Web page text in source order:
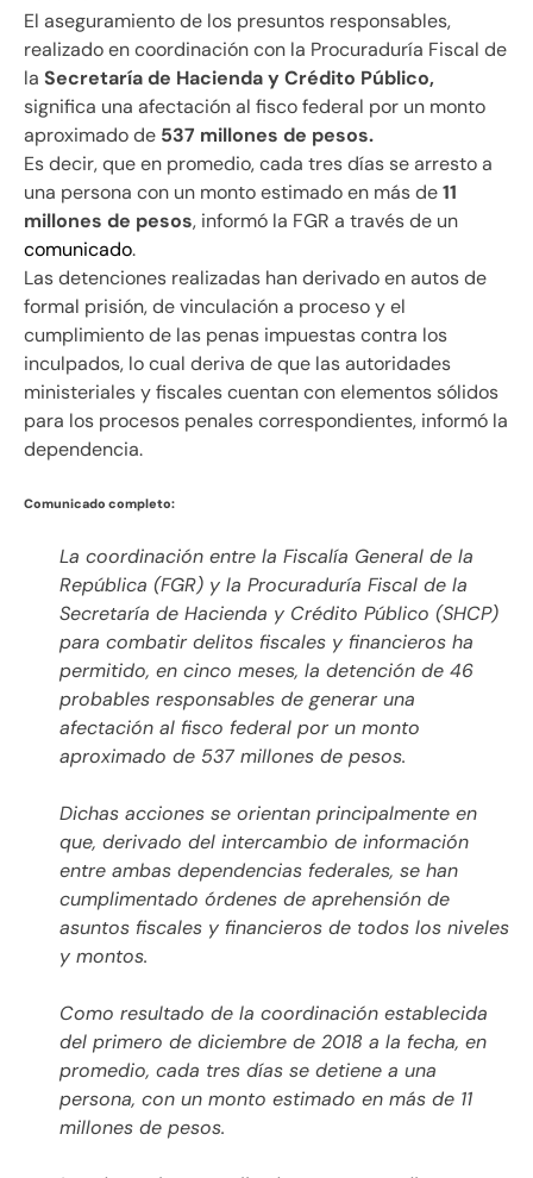
El aseguramiento de los presuntos responsables,
realizado en coordinación con la Procuraduría Fiscal de
la Secretaría de Hacienda y Crédito Público,
significa una afectación al fisco federal por un monto
aproximado de 537 millones de pesos.
Es decir, que en promedio, cada tres días se arresto a
una persona con un monto estimado en más de11
millones de pesos, informó la FGR a través de un
comunicado.
Las detenciones realizadas han derivado en autos de
formal prisión, de vinculación a proceso y el
cumplimiento de las penas impuestas contra los
inculpados, lo cual deriva de que las autoridades
ministeriales y fiscales cuentan con elementos sólidos
para los procesos penales correspondientes, informó la
dependencia.
Comunicado completo:
La coordinación entre la Fiscalía General de la
República (FGR) y la Procuraduría Fiscal de la
Secretaría de Hacienda y Crédito Público (SHCP)
para combatir delitos fiscales y financieros ha
permitido, en cinco meses, la detención de 46
probables responsables de generar una
afectación al fisco federal por un monto
aproximado de 537 millones de pesos.
Dichas acciones se orientan principalmente en
que, derivado del intercambio de información
entre ambas dependencias federales, se han
cumplimentado órdenes de aprehensión de
asuntos fiscales y financieros de todos los niveles
y montos.
Como resultado de la coordinación establecida
del primero de diciembre de 2018 a la fecha, en
promedio, cada tres días se detiene a una
persona, con un monto estimado en más de 11
millones de pesos.